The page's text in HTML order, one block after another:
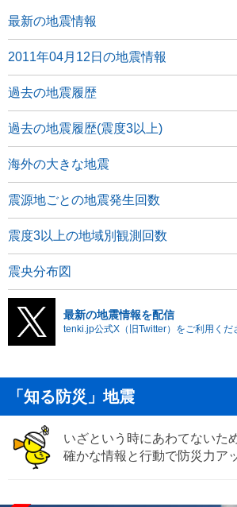
最新の地震情報
2011年04月12日の地震情報
過去の地震履歴
過去の地震履歴(震度3以上)
海外の大きな地震
震源地ごとの地震発生回数
震度3以上の地域別観測回数
震央分布図
最新の地震情報を配信
tenki.jp公式X（旧Twitter）をご利用くだ
「知る防災」地震
いざという時にあわてないた
確かな情報と行動で防災力ア